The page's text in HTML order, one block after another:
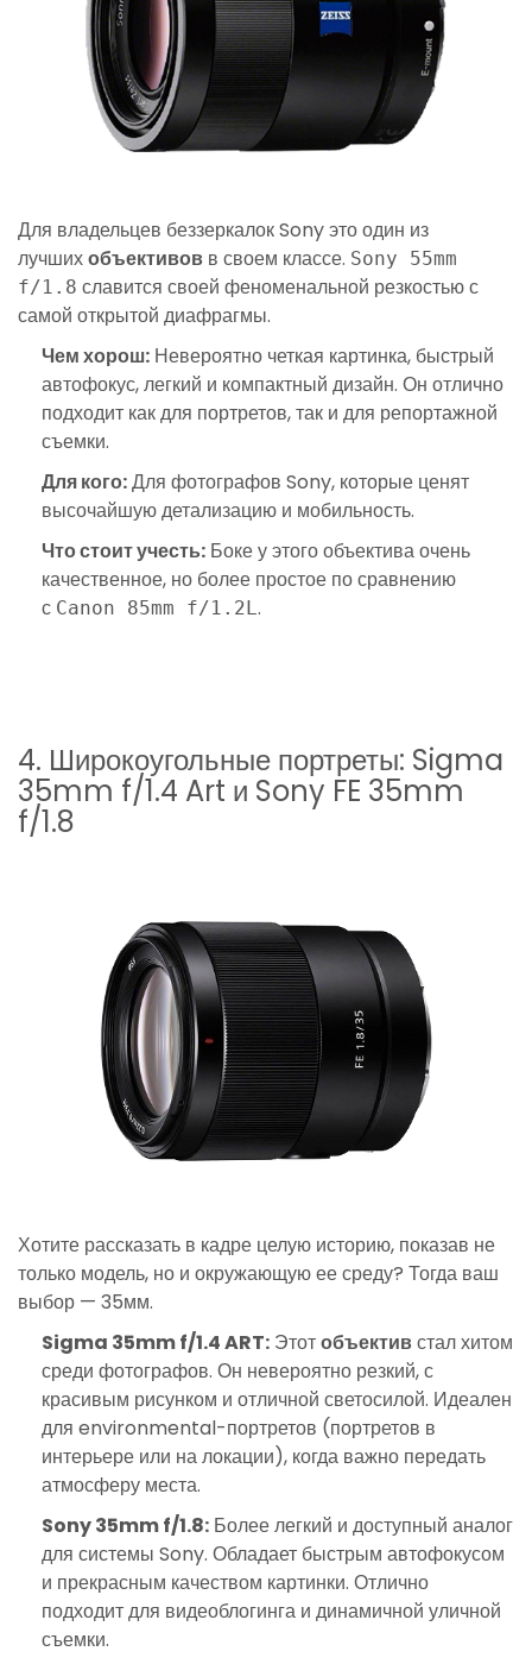
Для владельцев беззеркалок Sony это один из
лучшихобъективов в своем классе. Sony 55mm
f/1.8 славится своей феноменальной резкостью с
самой открытой диафрагмы.
Чем хорош: Невероятно четкая картинка, быстрый
автофокус, легкий и компактный дизайн. Он отлично
подходит как для портретов, так и для репортажной
съемки.
Для кого:Для фотографов Sony, которые ценят
высочайшую детализацию и мобильность.
Что стоит учесть: Боке у этого объектива очень
качественное, но более простое по сравнению
с Canon 85mm f/1.2L.
4. Широкоугольные портреты: Sigma
35mm f/1.4 Art и Sony FE 35mm
f/1.8
Хотите рассказать в кадре целую историю, показав не
только модель, но и окружающую ее среду? Тогда ваш
выбор — 35мм.
Sigma 35mm f/1.4 ART: Этотобъективстал хитом
среди фотографов. Он невероятно резкий, с
красивым рисунком и отличной светосилой. Идеален
для environmental-портретов (портретов в
интерьере или на локации), когда важно передать
атмосферу места.
Sony 35mm f/1.8: Более легкий и доступный аналог
для системы Sony. Обладает быстрым автофокусом
и прекрасным качеством картинки. Отлично
подходит для видеоблогинга и динамичной уличной
съемки.